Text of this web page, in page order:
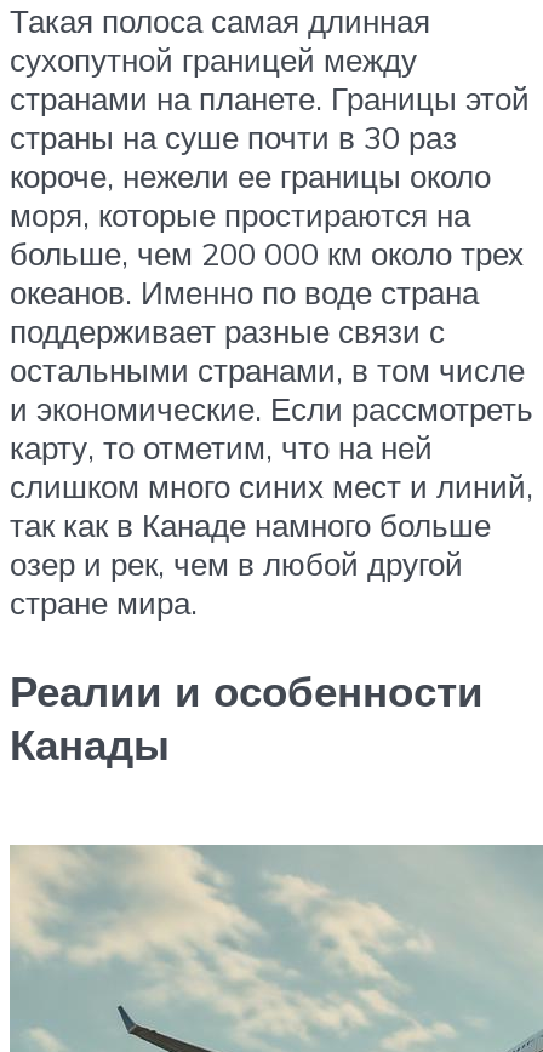
Такая полоса самая длинная
сухопутной границей между
странами на планете. Границы этой
страны на суше почти в 30 раз
короче, нежели ее границы около
моря, которые простираются на
больше, чем 200 000 км около трех
океанов. Именно по воде страна
поддерживает разные связи с
остальными странами, в том числе
и экономические. Если рассмотреть
карту, то отметим, что на ней
слишком много синих мест и линий,
так как в Канаде намного больше
озер и рек, чем в любой другой
стране мира.
Реалии и особенности
Канады